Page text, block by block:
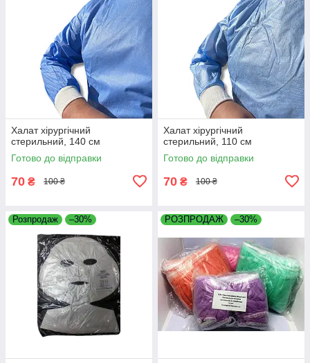
Халат хірургічний
стерильний, 140 см
Готово до відправки
70 ₴ 100 ₴
Халат хірургічний
стерильний, 110 см
Готово до відправки
70 ₴ 100 ₴
Розпродаж –30% РОЗПРОДАЖ –30%